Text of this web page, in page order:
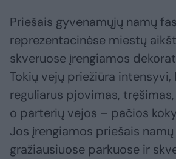
Priešais gyvenamųjų namų
reprezentacinėse miestų
skveruose įrengiamos
Tokių vejų priežiūra intensyvi,
reguliarus pjovimas,
o parterių vejos – pačios
Jos įrengiamos priešais
gražiausiuose parkuose ir